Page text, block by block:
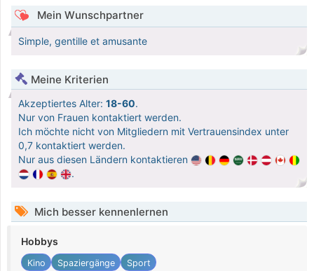
Mein Wunschpartner
Simple, gentille et amusante
Meine Kriterien
Akzeptiertes Alter: 18-60.
Nur von Frauen kontaktiert werden.
Ich möchte nicht von Mitgliedern mit Vertrauensindex unter
0,7 kontaktiert werden.
Nur aus diesen Ländern kontaktieren
.
Mich besser kennenlernen
Hobbys
Kino Spaziergänge Sport